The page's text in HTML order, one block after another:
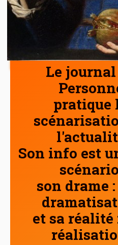
Le journal
pratique
Son info est
son drame
et sa réalité